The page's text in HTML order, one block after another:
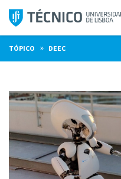
Saltar
para
o
conteúdo
TÓPICO » DEEC